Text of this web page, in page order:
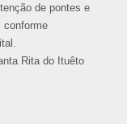
de pontes e
conforme
Rita do Ituêto